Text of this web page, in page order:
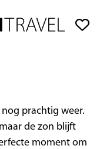
nog prachtig weer.
de zon blijft
moment om